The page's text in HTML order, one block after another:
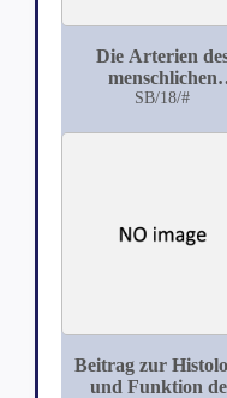
Die Arterien
menschlichen
Kehlkopfes
SB/18/#
Beitrag zur
und Funktion